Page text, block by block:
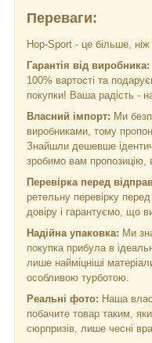
Переваги:
Hop-Sport - це більше, ніж
Гарантія від виробника:
100% вартості та
покупки! Ваша радість -
Власний імпорт: Ми
виробниками, тому
Знайшли дешевше
зробимо вам пропозицію,
Перевірка перед
ретельну перевірку
довіру і гарантуємо, що
Надійна упаковка: Ми
покупка прибула в
лише найміцніші
особливою турботою.
Реальні фото: Наша
побачите товар таким,
сюрпризів, лише чесні